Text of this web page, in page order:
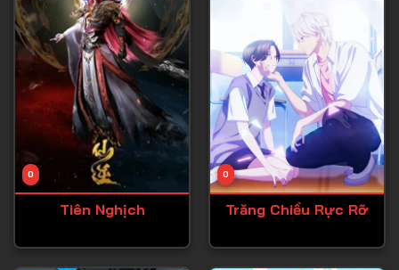
0
Tiên Nghịch
0
Trăng Chiều Rực Rỡ